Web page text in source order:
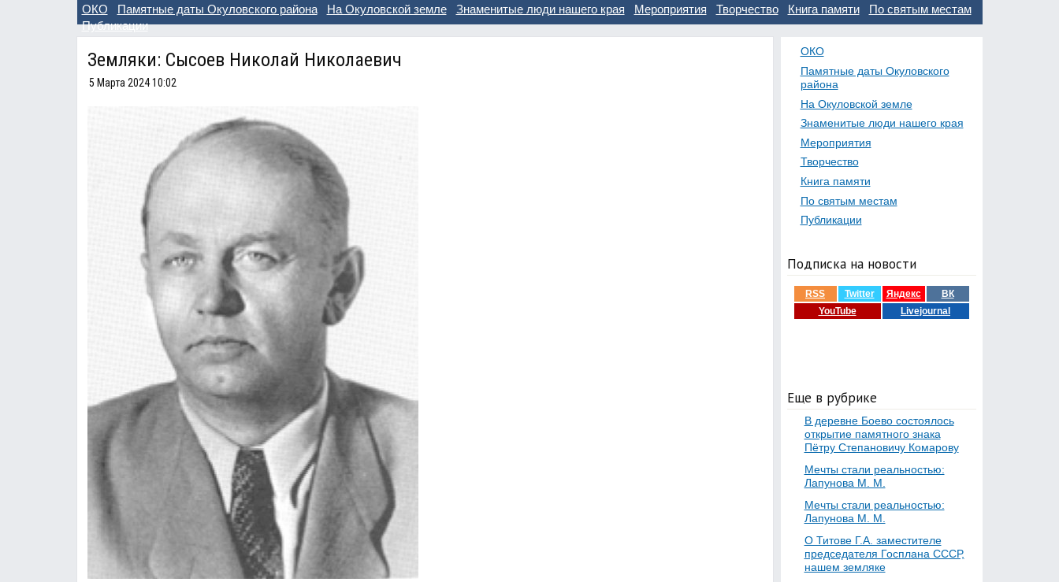
ОКО Памятные даты Окуловского района На Окуловской земле Знаменитые люди нашего края Мероприятия Творчество Книга памяти
По святым местам
Публикации
ОКО
Памятные даты Окуловского
района
На Окуловской земле
Знаменитые люди нашего края
Мероприятия
Творчество
Книга памяти
По святым местам
Публикации
Подписка на новости
RSS Twitter Яндекс
ВК
YouTube
Livejournal
Еще в рубрике
В деревне Боево состоялось
открытие памятного знака
Пётру Степановичу Комарову
Мечты стали реальностью:
Лапунова М. М.
Мечты стали реальностью:
Лапунова М. М.
О Титове Г.А. заместителе
председателя Госплана СССР,
нашем земляке
Земляки: Сысоев Николай Николаевич
5 Марта 2024 10:02